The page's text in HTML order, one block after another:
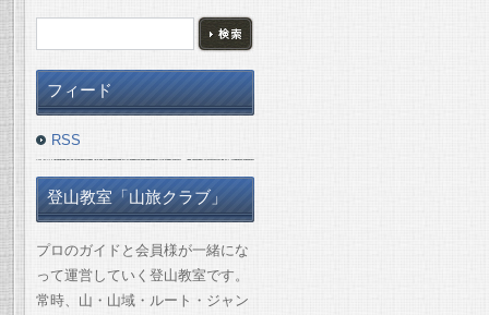
フィード
RSS
登山教室「山旅クラブ」
プロのガイドと会員様が一緒にな
って運営していく登山教室です。
常時、山・山域・ルート・ジャン